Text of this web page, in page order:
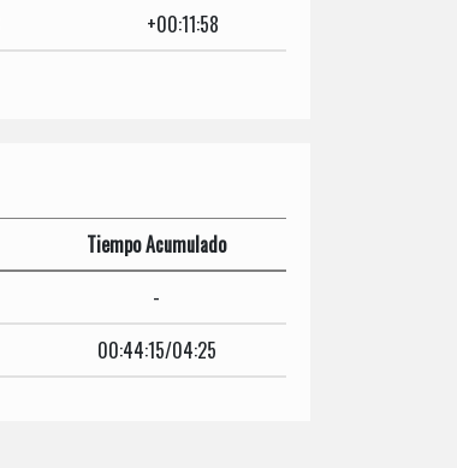
+00:11:58
Tiempo Acumulado
-
00:44:15/04:25